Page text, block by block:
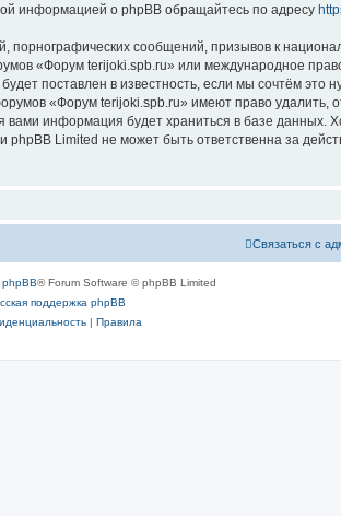
информацией о phpBB обращайтесь по адресу
сообщений, призывов к
«Форум terijoki.spb.ru» или международное
поставлен в известность, если мы сочтём это
«Форум terijoki.spb.ru» имеют право удалить,
информация будет храниться в базе данных.
Limited не может быть ответственна за
Связаться с
phpBB® Forum Software © phpBB Limited
поддержка phpBB
| Правила